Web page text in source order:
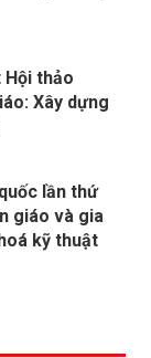
Hội thảo
Xây dựng
lần thứ
giáo và gia
kỹ thuật